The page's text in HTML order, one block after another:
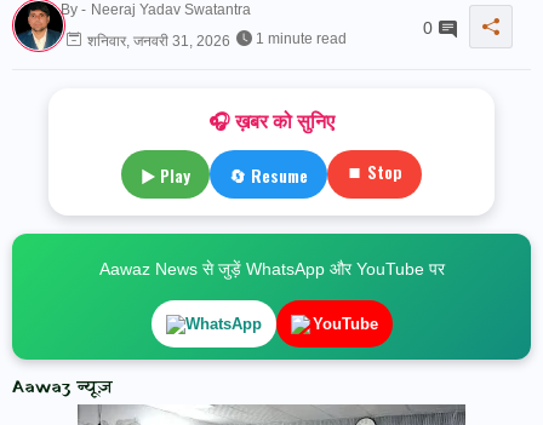
By - Neeraj Yadav Swatantra
शनिवार, जनवरी 31, 2026
1 minute read
0
🎧 ख़बर को सुनिए
▶ Play 🔄 Resume ⏹ Stop
Aawaz News से जुड़ें WhatsApp और YouTube पर
WhatsApp YouTube
Aawaz न्यूज़